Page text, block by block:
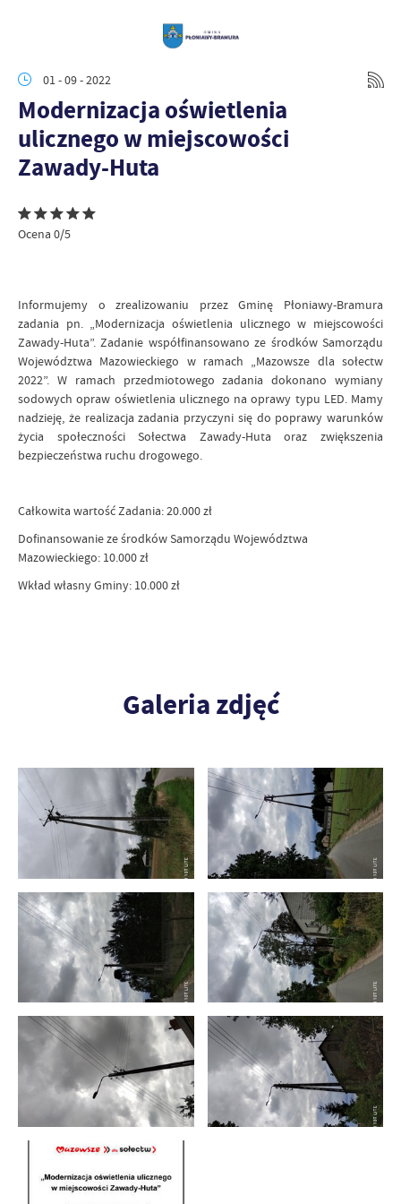
01 - 09 - 2022
Modernizacja oświetlenia
ulicznego w miejscowości
Zawady-Huta
Ocena 0/5
Informujemy o zrealizowaniu przez Gminę Płoniawy-Bramura
zadania pn. „Modernizacja oświetlenia ulicznego w miejscowości
Zawady-Huta”. Zadanie współfinansowano ze środków Samorządu
Województwa Mazowieckiego w ramach „Mazowsze dla sołectw
2022”. W ramach przedmiotowego zadania dokonano wymiany
sodowych opraw oświetlenia ulicznego na oprawy typu LED. Mamy
nadzieję, że realizacja zadania przyczyni się do poprawy warunków
życia społeczności Sołectwa Zawady-Huta oraz zwiększenia
bezpieczeństwa ruchu drogowego.
Całkowita wartość Zadania: 20.000 zł
Dofinansowanie ze środków Samorządu Województwa
Mazowieckiego: 10.000 zł
Wkład własny Gminy: 10.000 zł
Galeria zdjęć